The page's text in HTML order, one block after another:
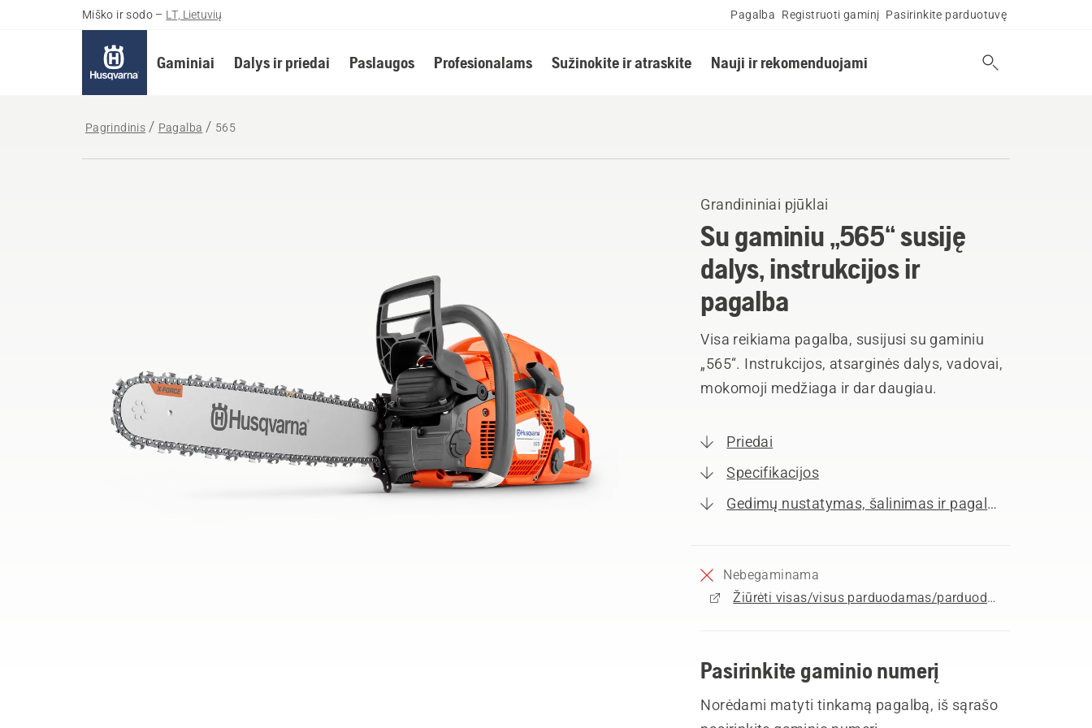
Miško ir sodo – LT, Lietuvių Pagalba Registruoti gaminį Pasirinkite parduotuvę
Gaminiai Dalys ir priedai Paslaugos Profesionalams Sužinokite ir atraskite Nauji ir rekomenduojami
Pagrindinis Pagalba 565
Grandininiai pjūklai
Su gaminiu „565“ susiję
dalys, instrukcijos ir
pagalba
Visa reikiama pagalba, susijusi su gaminiu
„565“. Instrukcijos, atsarginės dalys, vadovai,
mokomoji medžiaga ir dar daugiau.
Priedai
Specifikacijos
Gedimų nustatymas, šalinimas ir pagalba
Nebegaminama
Žiūrėti visas/visus parduodamas/parduodamus Grandininiai pjūklai
Pasirinkite gaminio numerį
Norėdami matyti tinkamą pagalbą, iš sąrašo